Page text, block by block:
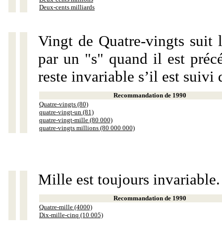
Deux-cents milliards
Vingt de Quatre-vingts suit
par un "s" quand il est
reste invariable s’il est suivi
Recommandation de 1990
Quatre-vingts (80)
quatre-vingt-un (81)
quatre-vingt-mille (80 000)
quatre-vingts millions (80 000 000)
Mille est toujours invariable.
Recommandation de 1990
Quatre-mille (4000)
Dix-mille-cinq (10 005)